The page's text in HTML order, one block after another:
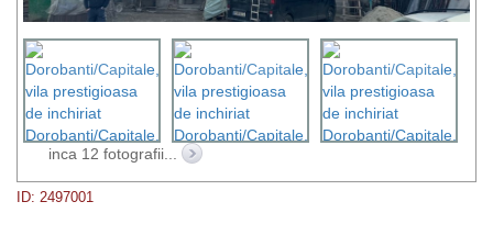
inca 12 fotografii...
ID: 2497001